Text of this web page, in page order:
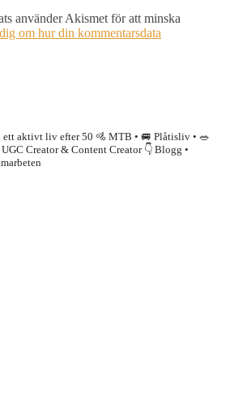
använder Akismet för att minska
om hur din kommentarsdata
aktivt liv efter 50 🚵 MTB • 🚐 Plåtisliv • 🥗
UGC Creator & Content Creator👇 Blogg •